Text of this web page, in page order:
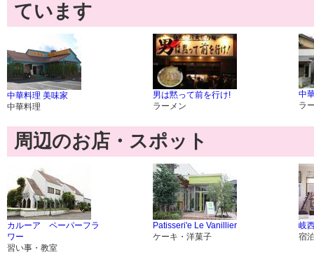
ています
中華料理 美味家
中華料理
男は黙って前を行け!
ラーメン
中
ラ
周辺のお店・スポット
カルーア ペーパーフラ
ワー
習い事・教室
Patisseri'e Le Vanillier
ケーキ・洋菓子
岐
宿